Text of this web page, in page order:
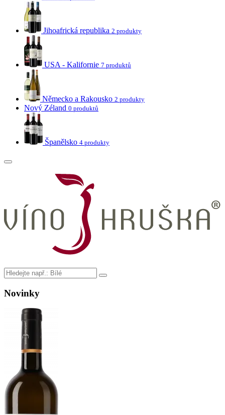
Jihoafrická republika 2 produkty
USA - Kalifornie 7 produktů
Německo a Rakousko 2 produkty
Nový Zéland 0 produktů
Španělsko 4 produkty
Novinky